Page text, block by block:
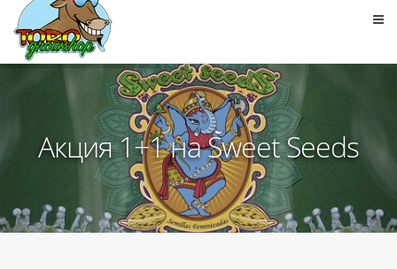
Акция 1+1 на Sweet Seeds